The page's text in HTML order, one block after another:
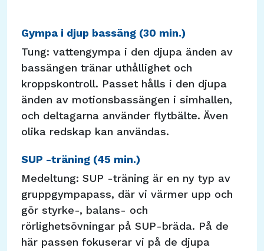
Gympa i djup bassäng (30 min.)
Tung: vattengympa i den djupa änden av
bassängen tränar uthållighet och
kroppskontroll. Passet hålls i den djupa
änden av motionsbassängen i simhallen,
och deltagarna använder flytbälte. Även
olika redskap kan användas.
SUP -träning (45 min.)
Medeltung: SUP -träning är en ny typ av
gruppgympapass, där vi värmer upp och
gör styrke-, balans- och
rörlighetsövningar på SUP-bräda. På de
här passen fokuserar vi på de djupa